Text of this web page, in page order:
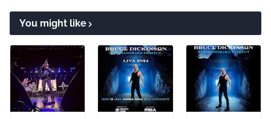
You might like